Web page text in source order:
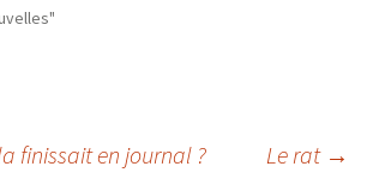
finissait en journal ? Le rat →